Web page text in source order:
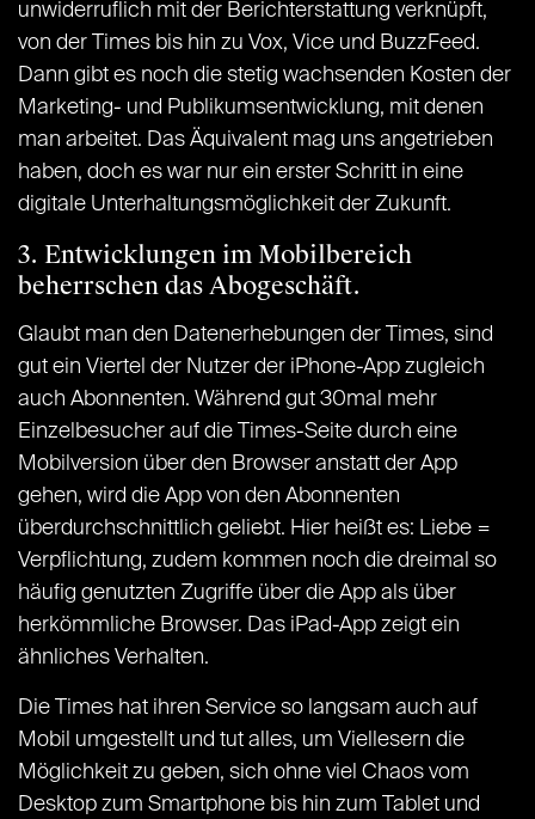
unwiderruflich mit der Berichterstattung verknüpft,
von der Times bis hin zu Vox, Vice und BuzzFeed.
Dann gibt es noch die stetig wachsenden Kosten der
Marketing- und Publikumsentwicklung, mit denen
man arbeitet. Das Äquivalent mag uns angetrieben
haben, doch es war nur ein erster Schritt in eine
digitale Unterhaltungsmöglichkeit der Zukunft.
3. Entwicklungen im Mobilbereich
beherrschen das Abogeschäft.
Glaubt man den Datenerhebungen der Times, sind
gut ein Viertel der Nutzer der iPhone-App zugleich
auch Abonnenten. Während gut 30mal mehr
Einzelbesucher auf die Times-Seite durch eine
Mobilversion über den Browser anstatt der App
gehen, wird die App von den Abonnenten
überdurchschnittlich geliebt. Hier heißt es: Liebe =
Verpflichtung, zudem kommen noch die dreimal so
häufig genutzten Zugriffe über die App als über
herkömmliche Browser. Das iPad-App zeigt ein
ähnliches Verhalten.
Die Times hat ihren Service so langsam auch auf
Mobil umgestellt und tut alles, um Viellesern die
Möglichkeit zu geben, sich ohne viel Chaos vom
Desktop zum Smartphone bis hin zum Tablet und